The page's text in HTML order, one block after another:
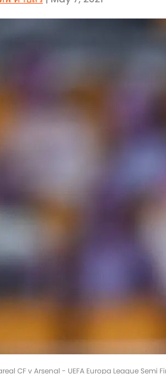
CF v Arsenal - UEFA Europa League Semi